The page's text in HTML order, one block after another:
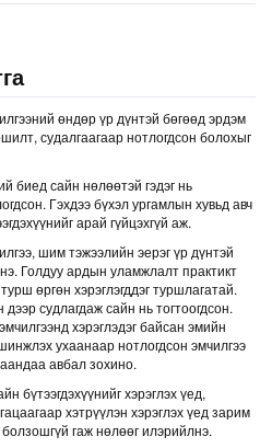
өндөр үр дүнтэй бөгөөд эрдэм
судалгаагаар нотлогдсон болохыг
биед сайн нөлөөтэй гэдэг нь
Гэхдээ бүхэл ургамлын хувьд авч
арай гүйцэхгүй аж.
шим тэжээлийн эерэг үр дүнтэй
Голдуу ардын уламжлалт практикт
өргөн хэрэглэгддэг туршлагатай.
судлагдаж сайн нь тогтоогдсон.
хэрэглэдэг байсан эмийн
ухаанаар нотлогдсон эмчилгээ
авбал зохино.
бүтээгдэхүүнийг хэрэглэх үед,
хэтрүүлэн хэрэглэх үед зарим
гаж нөлөөг илэрийлнэ.